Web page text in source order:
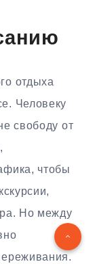
отдыха
Человеку
свободу от
чтобы
Но между